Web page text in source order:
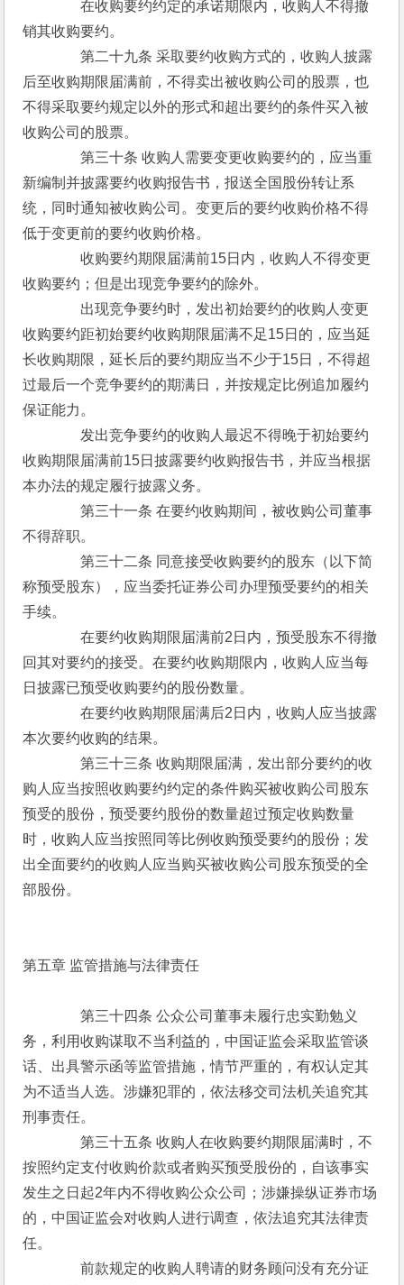
在收购要约约定的承诺期限内，收购人不得撤
销其收购要约。
第二十九条 采取要约收购方式的，收购人披露
后至收购期限届满前，不得卖出被收购公司的股票，也
不得采取要约规定以外的形式和超出要约的条件买入被
收购公司的股票。
第三十条 收购人需要变更收购要约的，应当重
新编制并披露要约收购报告书，报送全国股份转让系
统，同时通知被收购公司。变更后的要约收购价格不得
低于变更前的要约收购价格。
收购要约期限届满前15日内，收购人不得变更
收购要约；但是出现竞争要约的除外。
出现竞争要约时，发出初始要约的收购人变更
收购要约距初始要约收购期限届满不足15日的，应当延
长收购期限，延长后的要约期应当不少于15日，不得超
过最后一个竞争要约的期满日，并按规定比例追加履约
保证能力。
发出竞争要约的收购人最迟不得晚于初始要约
收购期限届满前15日披露要约收购报告书，并应当根据
本办法的规定履行披露义务。
第三十一条 在要约收购期间，被收购公司董事
不得辞职。
第三十二条 同意接受收购要约的股东（以下简
称预受股东），应当委托证券公司办理预受要约的相关
手续。
在要约收购期限届满前2日内，预受股东不得撤
回其对要约的接受。在要约收购期限内，收购人应当每
日披露已预受收购要约的股份数量。
在要约收购期限届满后2日内，收购人应当披露
本次要约收购的结果。
第三十三条 收购期限届满，发出部分要约的收
购人应当按照收购要约约定的条件购买被收购公司股东
预受的股份，预受要约股份的数量超过预定收购数量
时，收购人应当按照同等比例收购预受要约的股份；发
出全面要约的收购人应当购买被收购公司股东预受的全
部股份。
第五章 监管措施与法律责任
第三十四条 公众公司董事未履行忠实勤勉义
务，利用收购谋取不当利益的，中国证监会采取监管谈
话、出具警示函等监管措施，情节严重的，有权认定其
为不适当人选。涉嫌犯罪的，依法移交司法机关追究其
刑事责任。
第三十五条 收购人在收购要约期限届满时，不
按照约定支付收购价款或者购买预受股份的，自该事实
发生之日起2年内不得收购公众公司；涉嫌操纵证券市场
的，中国证监会对收购人进行调查，依法追究其法律责
任。
前款规定的收购人聘请的财务顾问没有充分证